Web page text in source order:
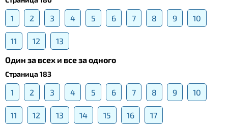
1 2 3 4 5 6 7 8 9 10
11 12
13
Один за всех и все за одного
Страница 183
1 2 3 4 5 6 7 8 9 10
11 12 13 14 15 16
17